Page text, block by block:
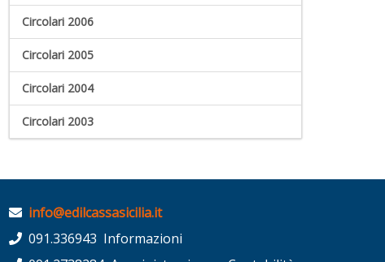
Circolari 2006
Circolari 2005
Circolari 2004
Circolari 2003
info@edilcassasicilia.it
091.336943 Informazioni